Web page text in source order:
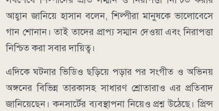
আহ্বান জানিয়ে হাসান বলেন, শিল্পীরা মানুষকে ভালোবেসে
গান শোনান। তাই তাদের প্রাপ্য সম্মান দেওয়া এবং নিরাপত্তা
নিশ্চিত করা সবার দায়িত্ব।
এদিকে ঘটনার ভিডিও ছড়িয়ে পড়ার পর সংগীত ও অভিনয়
অঙ্গনের বিভিন্ন তারকাসহ সাধারণ শ্রোতারাও এর প্রতিবাদ
জানিয়েছেন। কনসার্টের ব্যবস্থাপনা নিয়েও প্রশ্ন উঠেছে। প্রিন্স